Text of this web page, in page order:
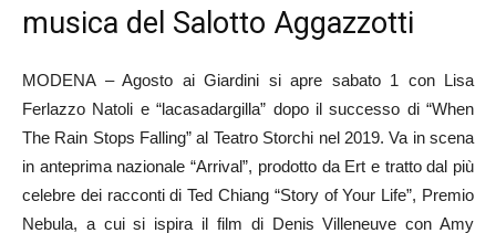
musica del Salotto Aggazzotti
MODENA – Agosto ai Giardini si apre sabato 1 con Lisa
Ferlazzo Natoli e “lacasadargilla” dopo il successo di “When
The Rain Stops Falling” al Teatro Storchi nel 2019. Va in scena
in anteprima nazionale “Arrival”, prodotto da Ert e tratto dal più
celebre dei racconti di Ted Chiang “Story of Your Life”, Premio
Nebula, a cui si ispira il film di Denis Villeneuve con Amy